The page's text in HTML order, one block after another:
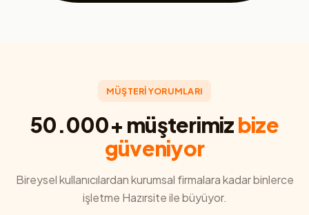
MÜŞTERİ YORUMLARI
50.000+ müşterimizbize
güveniyor
Bireysel kullanıcılardan kurumsal firmalara kadar binlerce
işletme Hazırsite ile büyüyor.